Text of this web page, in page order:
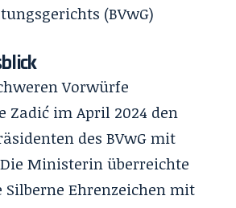
(BVwG)
Vorwürfe
Zadić im April 2024 den
des BVwG mit
Ministerin überreichte
Silberne Ehrenzeichen mit